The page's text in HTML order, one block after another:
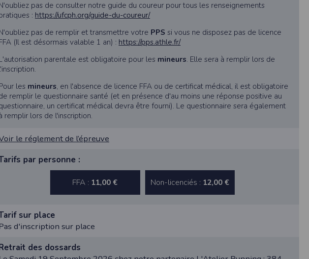
pas de consulter notre guide du coureur pour tous les renseignements
: https://ufcph.org/guide-du-coureur/
pas de remplir et transmettre votre PPS si vous ne disposez pas de licence
(Il est désormais valable 1 an) : https://pps.athle.fr/
parentale est obligatoire pour les mineurs. Elle sera à remplir lors de
les mineurs, en l'absence de licence FFA ou de certificat médical, il est obligatoire
remplir le questionnaire santé (et en présence d'au moins une réponse positive au
un certificat médical devra être fourni). Le questionnaire sera également
remplir lors de l'inscription.
le réglement de l’épreuve
par personne :
FFA : 11,00 € Non-licenciés : 12,00 €
sur place
d'inscription sur place
des dossards
mais afin de fournir des services de synchronisation de base, il est
vous souhaitez mettre fin au suivi de la localisation de votre appareil,
gallery. We collect information from the photos you share. This app
be collected.